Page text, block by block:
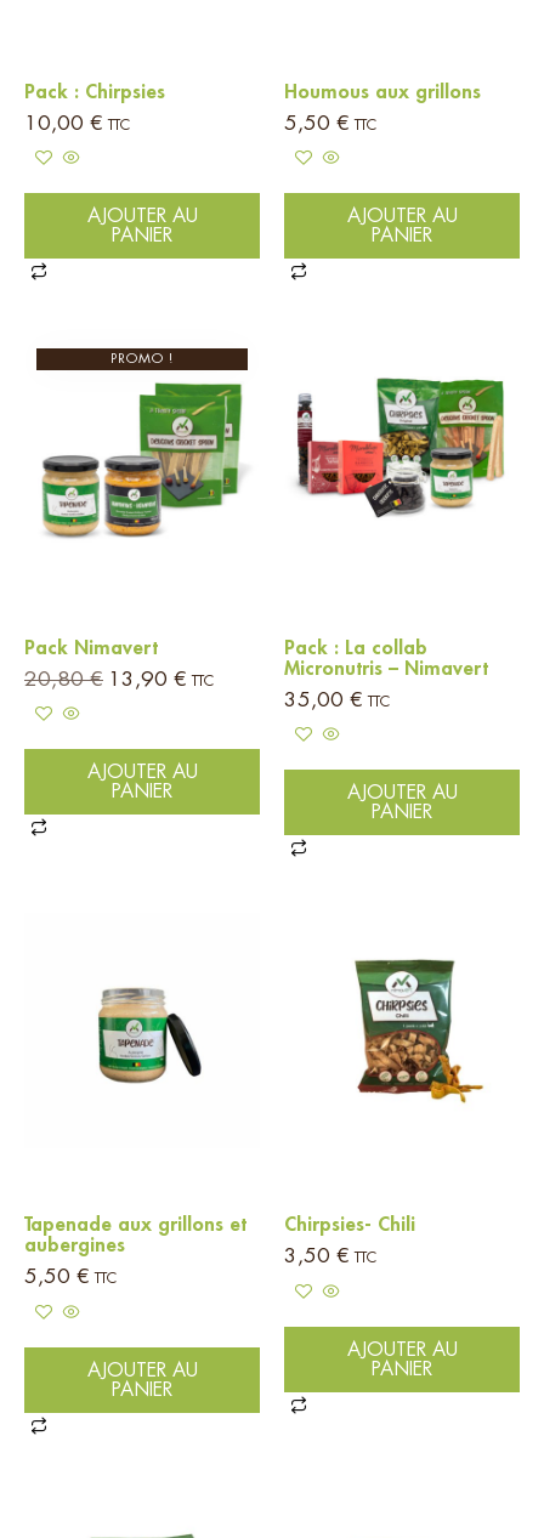
Pack : Chirpsies
10,00 € TTC
AJOUTER AU
PANIER
Houmous aux grillons
5,50 € TTC
AJOUTER AU
PANIER
PROMO !
Pack Nimavert
20,80€ 13,90 € TTC
AJOUTER AU
PANIER
Pack : La collab
Micronutris – Nimavert
35,00 € TTC
AJOUTER AU
PANIER
Tapenade aux grillons et
aubergines
5,50 € TTC
AJOUTER AU
PANIER
Chirpsies- Chili
3,50 € TTC
AJOUTER AU
PANIER